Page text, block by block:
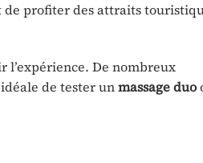
de profiter des attraits
l’expérience. De nombreux
idéale de tester unmassage duo